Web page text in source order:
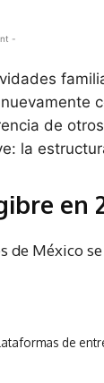
-
de
la
en
de México
de